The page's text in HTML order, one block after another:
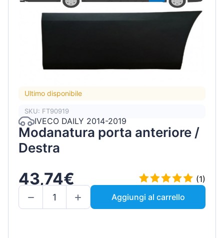
Ultimo disponibile
SKU: FT90919
IVECO DAILY 2014-2019
Modanatura porta anteriore /
Destra
43,74€
(1)
Aggiungi al carrello